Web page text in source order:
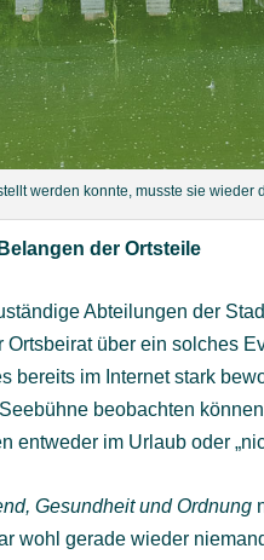
werden konnte, musste sie wieder
der Ortsteile
Abteilungen der
über ein solches
bereits im Internet stark
beobachten
entweder im Urlaub oder
Gesundheit und Ordnung
wohl gerade wieder